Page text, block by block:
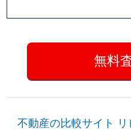
難波中
1,800万円
難波中
1,700万円
難波中
1,900万円
難波中
3,200万円
難波中
1,700万円
不動産の比較サイト